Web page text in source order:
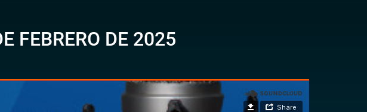
FEBRERO DE 2025